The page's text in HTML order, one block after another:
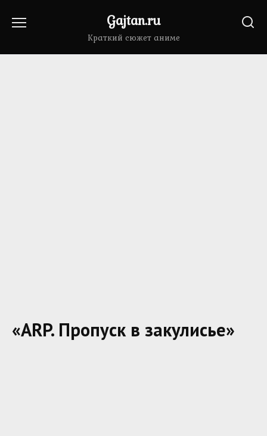
Gajtan.ru
Краткий сюжет аниме
«ARP. Пропуск в закулисье»